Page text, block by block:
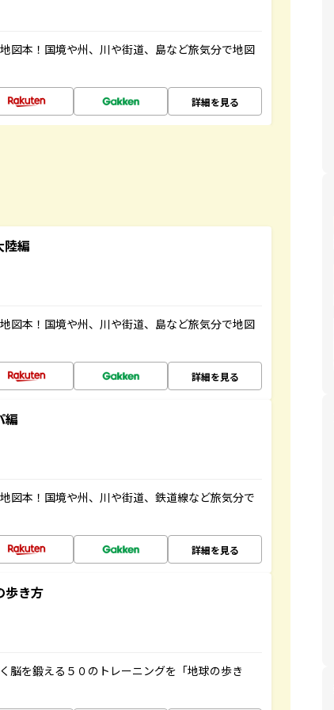
図本！国境や州、川や街道、島など旅気分で地図
詳細を見る
編
図本！国境や州、川や街道、島など旅気分で地図
詳細を見る
編
図本！国境や州、川や街道、鉄道線など旅気分で
詳細を見る
歩き方
脳を鍛える５０のトレーニングを「地球の歩き